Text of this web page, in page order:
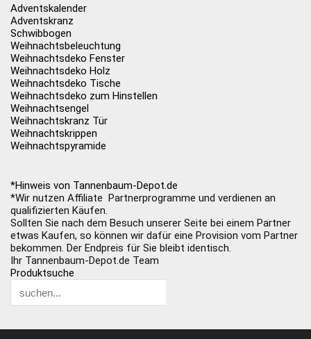
Adventskalender
Adventskranz
Schwibbogen
Weihnachtsbeleuchtung
Weihnachtsdeko Fenster
Weihnachtsdeko Holz
Weihnachtsdeko Tische
Weihnachtsdeko zum Hinstellen
Weihnachtsengel
Weihnachtskranz Tür
Weihnachtskrippen
Weihnachtspyramide
*Hinweis von Tannenbaum-Depot.de
*Wir nutzen Affiliate Partnerprogramme und verdienen an
qualifizierten Käufen.
Sollten Sie nach dem Besuch unserer Seite bei einem Partner
etwas Kaufen, so können wir dafür eine Provision vom Partner
bekommen. Der Endpreis für Sie bleibt identisch.
Ihr Tannenbaum-Depot.de Team
Produktsuche